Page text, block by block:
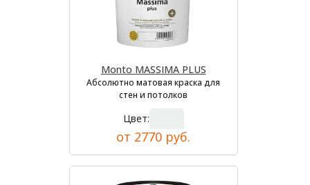
Monto MASSIMA PLUS
Абсолютно матовая краска для
стен и потолков
Цвет:
от 2770 руб.